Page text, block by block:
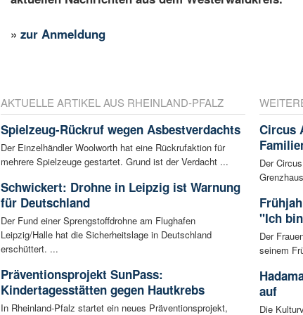
»zur Anmeldung
AKTUELLE ARTIKEL AUS RHEINLAND-PFALZ
Spielzeug-Rückruf wegen Asbestverdachts
Der Einzelhändler Woolworth hat eine Rückrufaktion für
mehrere Spielzeuge gestartet. Grund ist der Verdacht ...
Schwickert: Drohne in Leipzig ist Warnung
für Deutschland
Der Fund einer Sprengstoffdrohne am Flughafen
Leipzig/Halle hat die Sicherheitslage in Deutschland
erschüttert. ...
Präventionsprojekt SunPass:
Kindertagesstätten gegen Hautkrebs
In Rheinland-Pfalz startet ein neues Präventionsprojekt,
Circus
Der
"Ich
Der
seinem
auf
Die